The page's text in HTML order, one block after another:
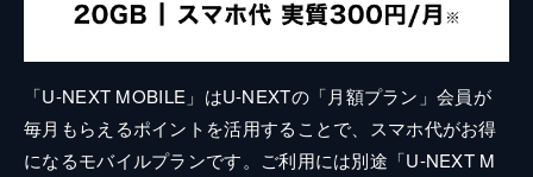
「U-NEXT MOBILE」はU-NEXTの「月額プラン」会員が
毎月もらえるポイントを活用することで、スマホ代がお得
になるモバイルプランです。ご利用には別途「U-NEXT M